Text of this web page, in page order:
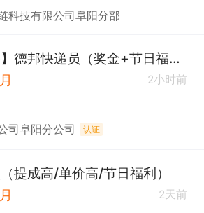
科技有限公司阜阳分部
【颍泉区锦绣路】德邦快递员（奖金+节日福利）
2小时前
司阜阳分公司 认证
提成高/单价高/节日福利）
2天前